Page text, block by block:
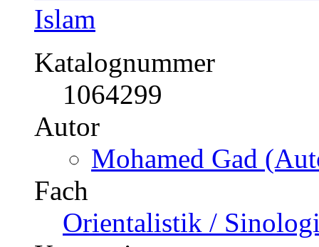
Islam
Katalognummer
1064299
Autor
Mohamed Gad
Fach
Orientalistik /